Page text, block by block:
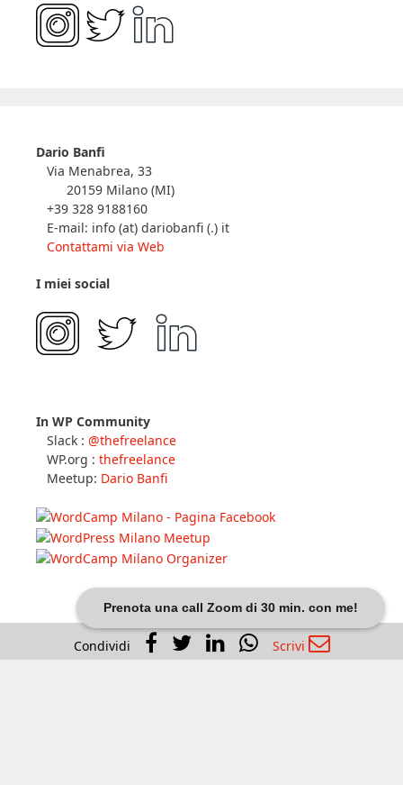
Prenota una call Zoom di 30 min. con me!
Dario Banfi
Via Menabrea, 33
20159 Milano (MI)
+39 328 9188160
E-mail: info (at) dariobanfi (.) it
Contattami via Web
I miei social
In WP Community
Slack : @thefreelance
WP.org : thefreelance
Meetup: Dario Banfi
Condividi Scrivi